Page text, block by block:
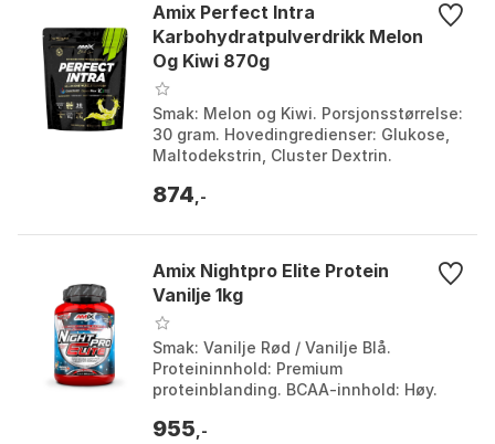
Amix Perfect Intra
Karbohydratpulverdrikk Melon
Og Kiwi 870g
Smak: Melon og Kiwi. Porsjonsstørrelse:
30 gram. Hovedingredienser: Glukose,
Maltodekstrin, Cluster Dextrin.
vitaminer. S...
874 ,-
Amix Nightpro Elite Protein
Vanilje 1kg
Smak: Vanilje Rød / Vanilje Blå.
Proteininnhold: Premium
proteinblanding. BCAA-innhold: Høy.
/ blue. Størrelse: One Size...
955 ,-